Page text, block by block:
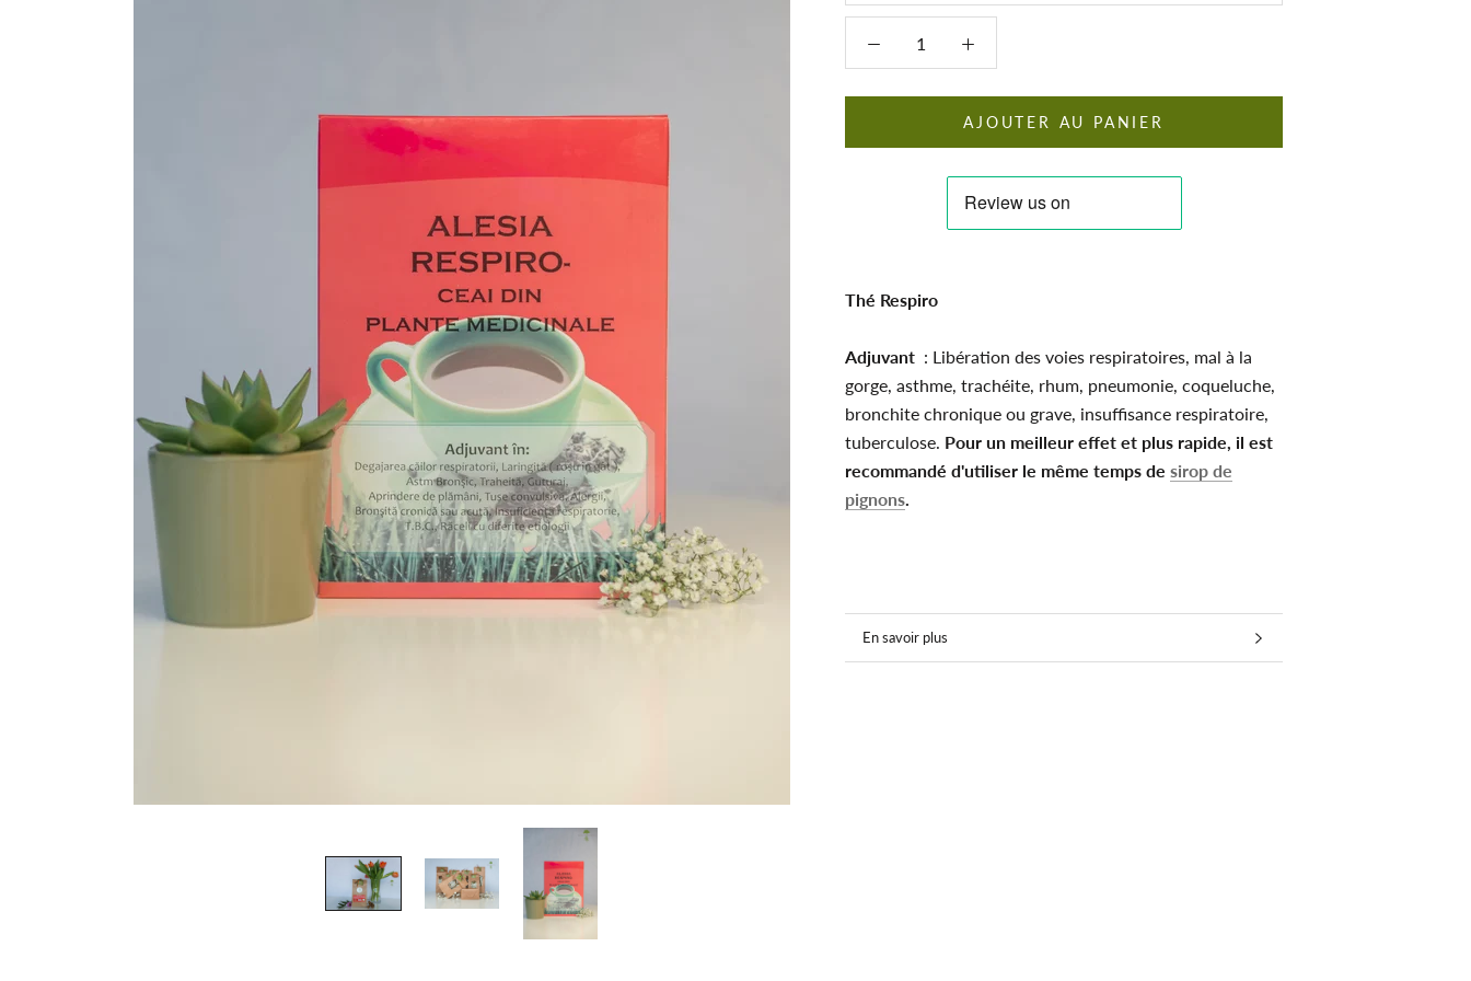
AJOUTER AU PANIER
Thé Respiro
Adjuvant : Libération des voies respiratoires, mal à la
gorge, asthme, trachéite, rhum, pneumonie, coqueluche,
bronchite chronique ou grave, insuffisance respiratoire,
tuberculose. Pour un meilleur effet et plus rapide, il est
recommandé d'utiliser le même temps de sirop de
pignons
En savoir plus
Voir les images